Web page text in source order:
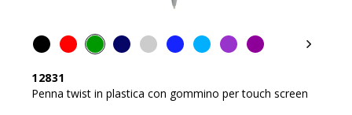
12831
Penna twist in plastica con gommino per touch screen